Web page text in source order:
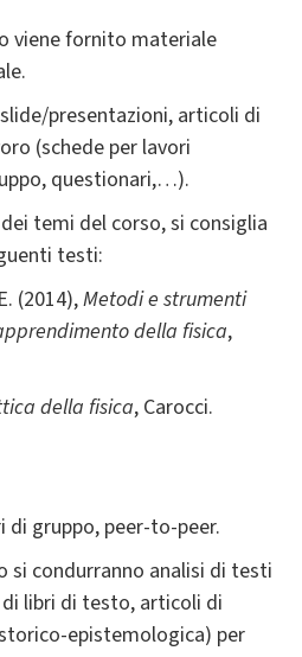
viene fornito materiale
presentazioni, articoli di
(schede per lavori
questionari,…).
temi del corso, si consiglia
testi:
(2014),Metodi e strumenti
della fisica,
della fisica, Carocci.
di gruppo, peer-to-peer.
si condurranno analisi di testi
libri di testo, articoli di
epistemologica) per